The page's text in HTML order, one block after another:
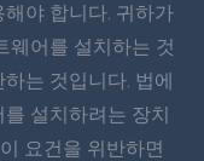
야 합니다. 귀하가
웨어를 설치하는 것
는 것입니다. 법에
설치하려는 장치
요건을 위반하면